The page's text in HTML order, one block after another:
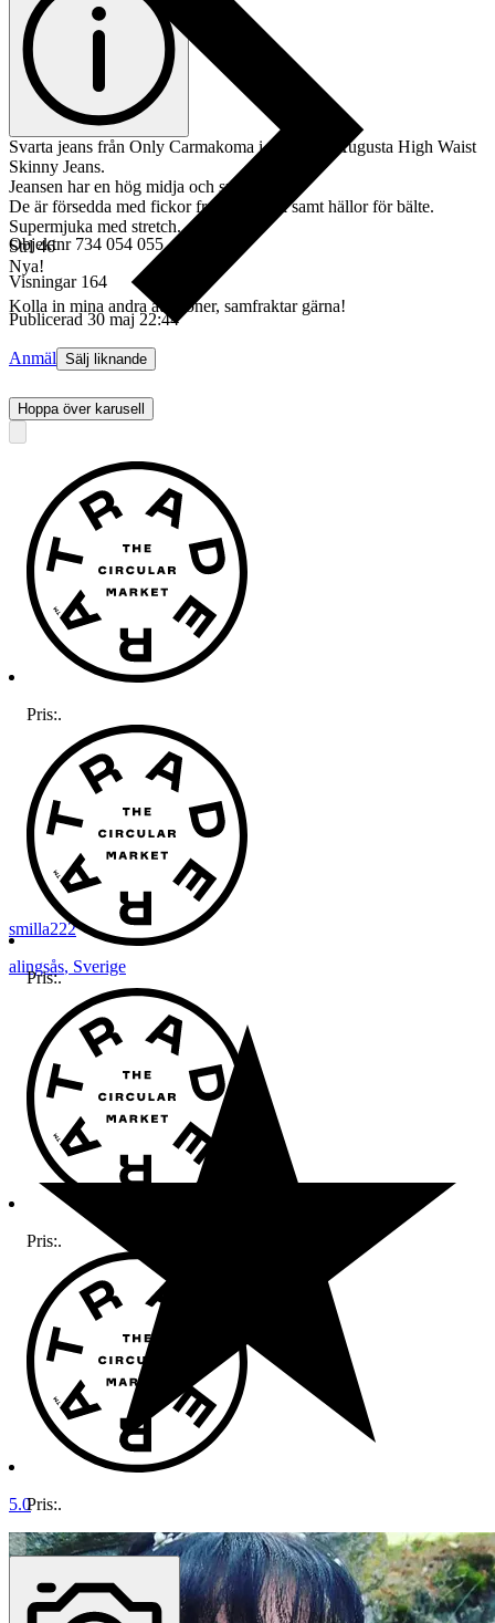
Svarta jeans från Only Carmakoma i modellen Augusta High Waist
Skinny Jeans.
Jeansen har en hög midja och smala ben.
De är försedda med fickor fram och bak samt hällor för bälte.
Supermjuka med stretch.
Strl 46
Nya!
Kolla in mina andra auktioner, samfraktar gärna!
Objektnr 734 054 055
Visningar 164
Publicerad 30 maj 22:44
Anmäl Sälj liknande
smilla222
alingsås, Sverige
5.0
Hoppa över karusell
Pris:.
Pris:.
Pris:.
Pris:.